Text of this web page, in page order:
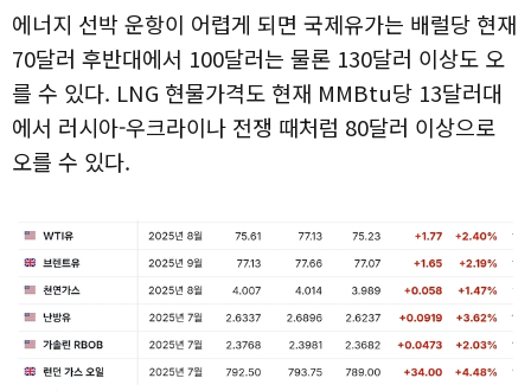
에너지 선박 운항이 어렵게 되면 국제유가는 배럴당 현재
70달러 후반대에서 100달러는 물론 130달러 이상도 오
를 수 있다. LNG 현물가격도 현재 MMBtu당 13달러대
에서 러시아-우크라이나 전쟁 때처럼 80달러 이상으로
오를 수 있다.